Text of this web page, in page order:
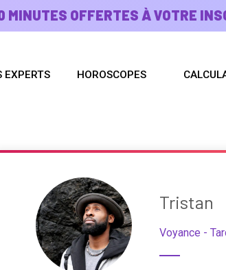
MINUTES OFFERTES À VOTRE
EXPERTS HOROSCOPES
Tristan
Voyance -